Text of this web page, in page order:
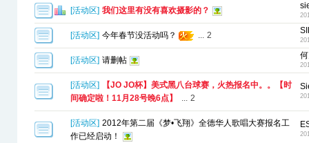
[活动区] 我们这里有没有喜欢摄影的？
[活动区] 今年春节没活动吗？ ... 2
[活动区] 请删帖
[活动区]
【JO JO杯】美式黑八台球赛，火热报名中。。【时
间确定啦！11月28号晚6点】
... 2
[活动区] 2012年第二届《梦•飞翔》全德华人歌唱大赛报名工
作已经启动！